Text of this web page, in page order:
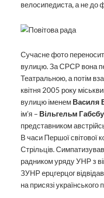
велосипедиста, а не до
Сучасне фото
вулицю. За СРСР вона
Театральною, а потім
квітня 2005 року
вулицю іменем Василя
ім’я – Вільгельм
представником
В часи Першої світової
Стрільців.
радником уряду УНР з
ЗУНР ерцгерцог
на присязі українського